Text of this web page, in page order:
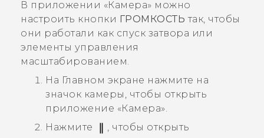
В приложении «Камера» можно
настроить кнопки ГРОМКОСТЬ так, чтобы
они работали как спуск затвора или
элементы управления
масштабированием.
На Главном экране нажмите на
значок камеры, чтобы открыть
приложение «Камера».
Нажмите
, чтобы открыть